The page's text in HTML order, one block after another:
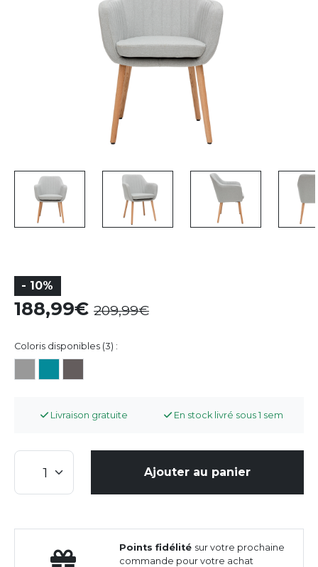
- 10%
188,99 209,99
Coloris disponibles (3) :
Livraison gratuite En stock livré sous 1 sem
Ajouter au panier
Points fidélité sur votre prochaine
commande pour votre achat